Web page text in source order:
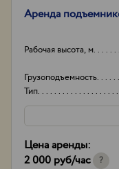
Аренда
Рабочая высота, м
Грузоподъемность
Тип
Цена аренды:
2 000 руб/час ?